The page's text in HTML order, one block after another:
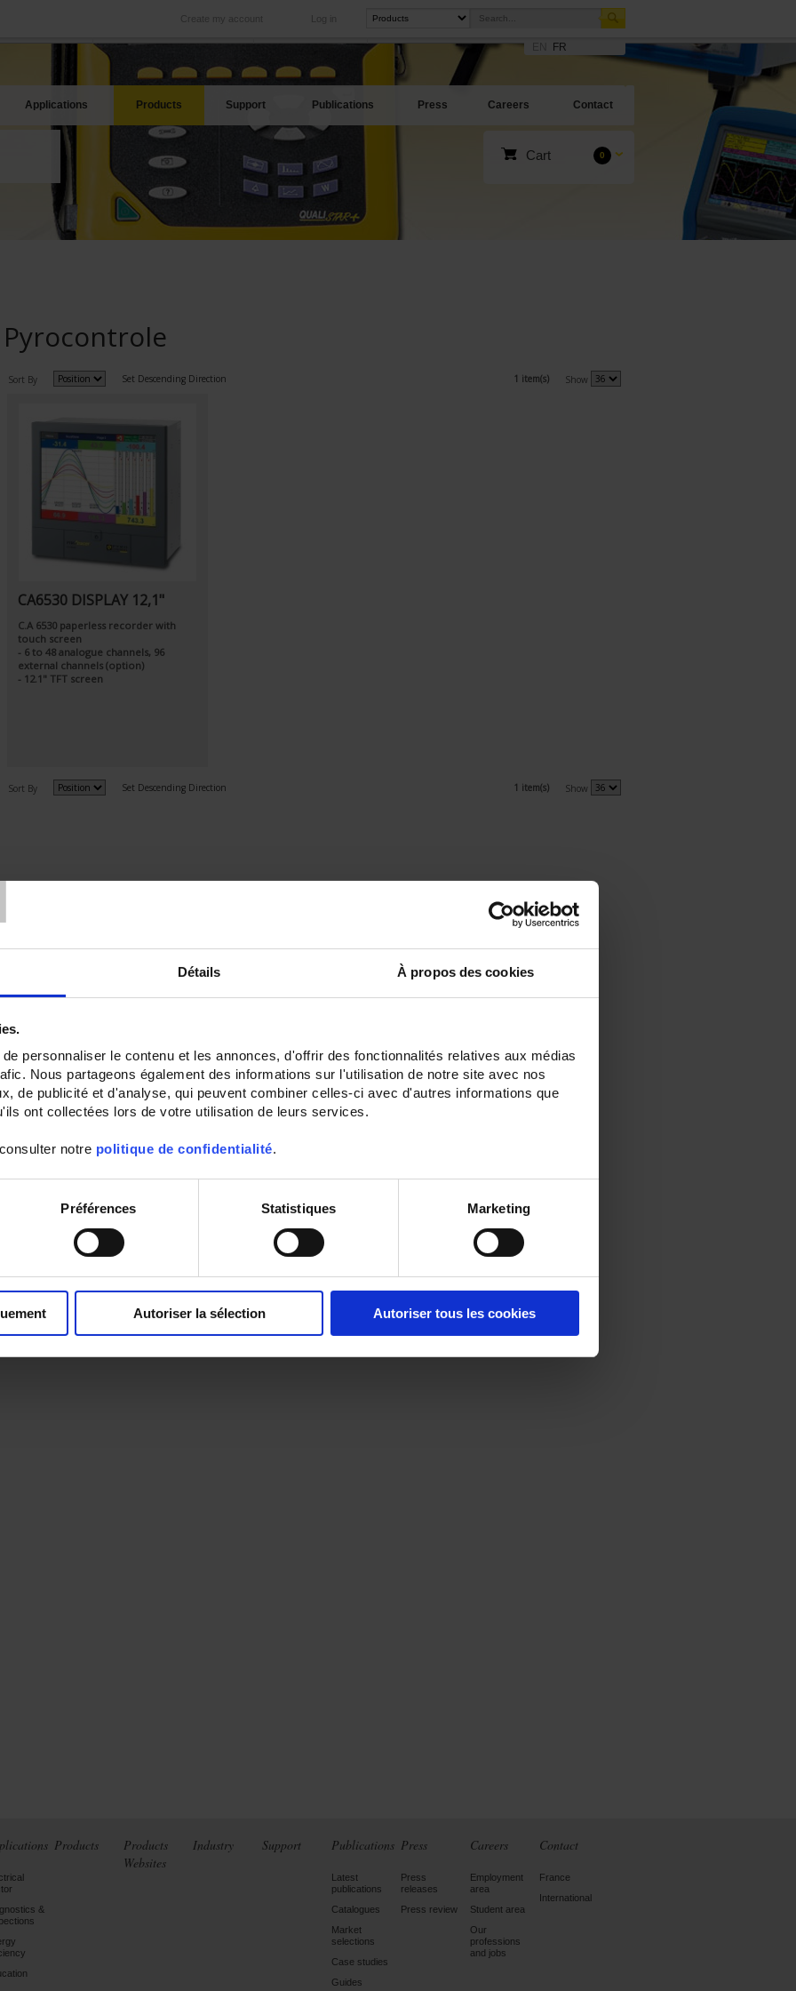
Détails À propos des cookies
personnaliser le contenu et les annonces, d'offrir des fonctionnalités relatives aux médias
Nous partageons également des informations sur l'utilisation de notre site avec nos
de publicité et d'analyse, qui peuvent combiner celles-ci avec d'autres informations que
ont collectées lors de votre utilisation de leurs services.
notre politique de confidentialité.
Préférences Statistiques Marketing
Autoriser la sélection Autoriser tous les cookies
Log in
Create my account
International
Our subsidiaries abroad
Our best offers
FR
Applications Products Support Publications Press Careers Contact
Cart 0
Pyrocontrole
Sort By Set Descending Direction 1 item(s) Show
CA6530 DISPLAY 12,1"
C.A 6530 paperless recorder with
touch screen
- 6 to 48 analogue channels, 96
external channels (option)
- 12.1" TFT screen
Sort By Set Descending Direction 1 item(s) Show
&
Products
Products
Websites
Industry Support Publications
Latest
publications
Catalogues
Market
selections
Case studies
Guides
Press
Press
releases
Press review
Careers
Employment
area
Student area
Our
professions
and jobs
Contact
France
International